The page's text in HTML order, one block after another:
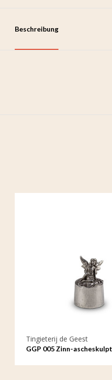
Beschreibung
Tingieterij de Geest
GGP 005 Zinn-